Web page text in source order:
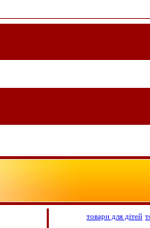
товари для дітей